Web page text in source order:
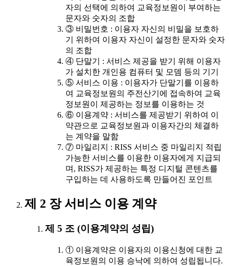
자의 선택에 의하여 교육정보원이 부여하는
문자와 숫자의 조합
③ 비밀번호 : 이용자 자신의 비밀을 보호하
기 위하여 이용자 자신이 설정한 문자와 숫자
의 조합
④ 단말기 : 서비스 제공을 받기 위해 이용자
가 설치한 개인용 컴퓨터 및 모뎀 등의 기기
⑤ 서비스 이용 : 이용자가 단말기를 이용하
여 교육정보원의 주전산기에 접속하여 교육
정보원이 제공하는 정보를 이용하는 것
⑥ 이용계약 : 서비스를 제공받기 위하여 이
약관으로 교육정보원과 이용자간의 체결하
는 계약을 말함
⑦ 마일리지 : RISS 서비스 중 마일리지 적립
가능한 서비스를 이용한 이용자에게 지급되
며, RISS가 제공하는 특정 디지털 콘텐츠를
구입하는 데 사용하도록 만들어진 포인트
제 2 장 서비스 이용 계약
제 5 조 (이용계약의 성립)
① 이용계약은 이용자의 이용신청에 대한 교
육정보원의 이용 승낙에 의하여 성립됩니다.